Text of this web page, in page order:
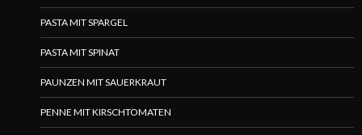
PASTA MIT SPARGEL
PASTA MIT SPINAT
PAUNZEN MIT SAUERKRAUT
PENNE MIT KIRSCHTOMATEN